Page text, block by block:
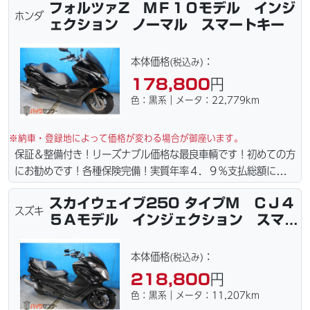
港止めになります）。☆盗難保険加入可能！ｗｅｂローン・カー
ド各種取り扱ってます。仕様変更からレストアまで、お気軽にお
てます。当社ホームページにて詳細画像見れます。
ホンダ
フォルツァZ ＭＦ１０モデル インジ
ェクション ノーマル スマートキー
本体価格(税込み) ：
178,800円
色：黒系｜メータ：22,779km
※納車・登録地によって価格が変わる場合が御座います。
保証＆整備付き！リーズナブル価格な最良車輌です！初めての方
にお勧めです！各種保険完備！実質年率４．９％支払総額に自賠
責保険令和９年６月含まれてます。全国どこでも１．１万円〜
４．５万円にて配達致します！！（離島の場合は港止めになりま
す）ｗｅｂローン・カード・ＰａｙＰａｙ各種取り扱ってます。
ー・プラグ・フィルター・リーズナブルな価格にて消耗品交換プ
ラン１万〜ご用意しております。詳しくはお問合わせ下さい。ご
契約後の取り置き＆保管無料サービス行ってます。当社ホームペ
ージにて詳細画像見れます。
スズキ
スカイウェイブ250 タイプM ＣＪ４
５Ａモデル インジェクション スマー
本体価格(税込み) ：
218,800円
色：黒系｜メータ：11,207km